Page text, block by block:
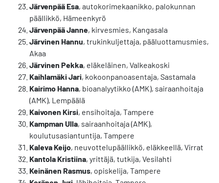
Järvenpää Esa, autokorimekaanikko, palokunnan
päällikkö, Hämeenkyrö
Järvenpää Janne, kirvesmies, Kangasala
Järvinen Hannu, trukinkuljettaja, pääluottamusmies,
Akaa
Järvinen Pekka, eläkeläinen, Valkeakoski
Kaihlamäki Jari, kokoonpanoasentaja, Sastamala
Kairimo Hanna, bioanalyytikko (AMK), sairaanhoitaja
(AMK), Lempäälä
Kaivonen Kirsi, ensihoitaja, Tampere
Kampman Ulla, sairaanhoitaja (AMK),
koulutusasiantuntija, Tampere
Kaleva Keijo, neuvottelupäällikkö, eläkkeellä, Virrat
Kantola Kristiina, yrittäjä, tutkija, Vesilahti
Keinänen Rasmus, opiskelija, Tampere